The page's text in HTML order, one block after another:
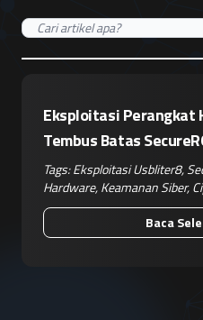
Eksploitasi Perangkat
Tembus Batas
Tags:Eksploitasi Usbliter8,
Hardware,Keamanan Siber,
Baca